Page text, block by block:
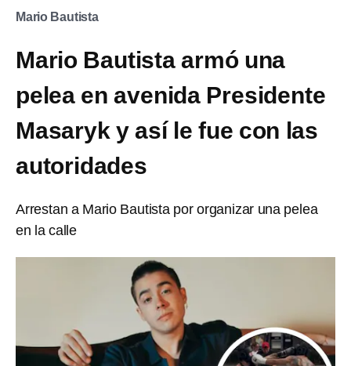
Mario Bautista
Mario Bautista armó una
pelea en avenida Presidente
Masaryk y así le fue con las
autoridades
Arrestan a Mario Bautista por organizar una pelea
en la calle